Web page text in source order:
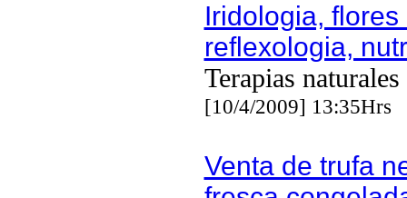
Iridologia, flores
reflexologia,
Terapias naturales
[10/4/2009] 13:35Hrs
Venta de trufa